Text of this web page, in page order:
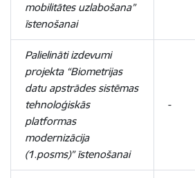
mobilitātes uzlabošana”
īstenošanai
Palielināti izdevumi
projekta “Biometrijas
datu apstrādes sistēmas
tehnoloģiskās
platformas
modernizācija
(1.posms)” īstenošanai
-